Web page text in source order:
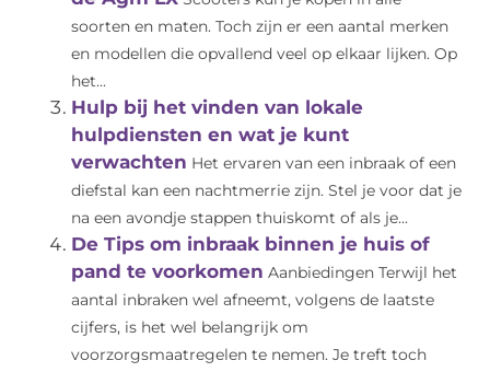
soorten en maten. Toch zijn er een aantal merken
en modellen die opvallend veel op elkaar lijken. Op
het...
Hulp bij het vinden van lokale
hulpdiensten en wat je kunt
verwachten Het ervaren van een inbraak of een
diefstal kan een nachtmerrie zijn. Stel je voor dat je
na een avondje stappen thuiskomt of als je...
De Tips om inbraak binnen je huis of
pand te voorkomen Aanbiedingen Terwijl het
aantal inbraken wel afneemt, volgens de laatste
cijfers, is het wel belangrijk om
voorzorgsmaatregelen te nemen. Je treft toch